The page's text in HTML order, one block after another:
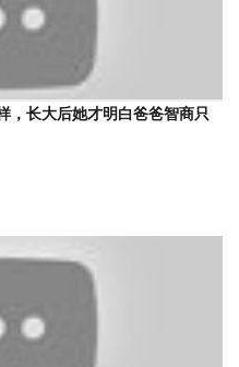
，长大后她才明白爸爸智商只